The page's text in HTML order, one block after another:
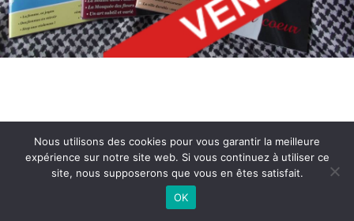
Conditions Générales de Vente
© 2021 Imane Magazine All rights reserved.
Nous utilisons des cookies pour vous garantir la meilleure
expérience sur notre site web. Si vous continuez à utiliser ce
site, nous supposerons que vous en êtes satisfait.
OK